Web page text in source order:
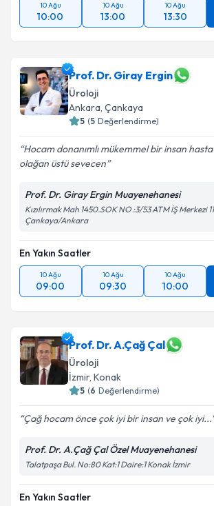
10 Ağu
10:00
10 Ağu
13:00
10 Ağu
13:30
Prof. Dr. Giray Ergin
Üroloji
Ankara, Çankaya
5 (5 Değerlendirme)
Hocam donanımlı mükemmel bir insan
olağan üstü sevecen
Prof. Dr. Giray Ergin Muayenehanesi
Kızılırmak Mah 1450.SOK NO :3/53 ATM İŞ Merkezi
Çankaya/Ankara
En Yakın Saatler
10 Ağu
09:00
10 Ağu
09:30
10 Ağu
10:00
Prof. Dr. A.Çağ Çal
Üroloji
İzmir, Konak
5 (6 Değerlendirme)
Çağ hocam önce çok iyi bir insan ve çok iyi...
Prof. Dr. A.Çağ Çal Özel Muayenehanesi
Talatpaşa Bul. No:80 Kat:1 Daire:1 Konak İzmir
En Yakın Saatler